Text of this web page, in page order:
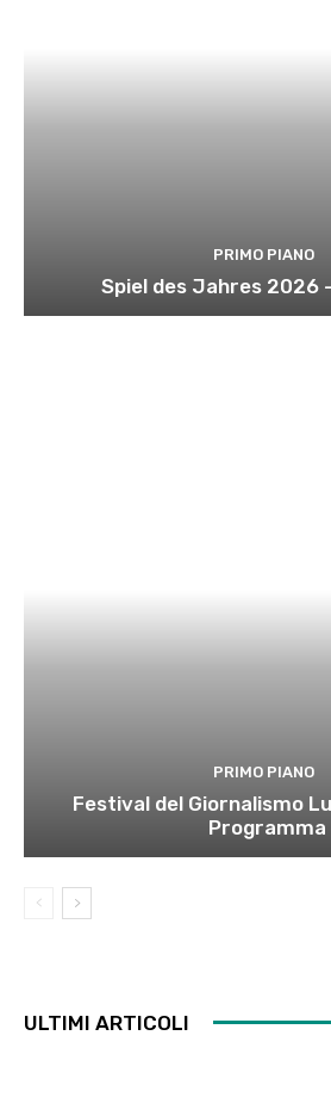
PRIMO PIANO
Spiel des Jahres 2026
PRIMO PIANO
Festival del Giornalismo
Programma
ULTIMI ARTICOLI